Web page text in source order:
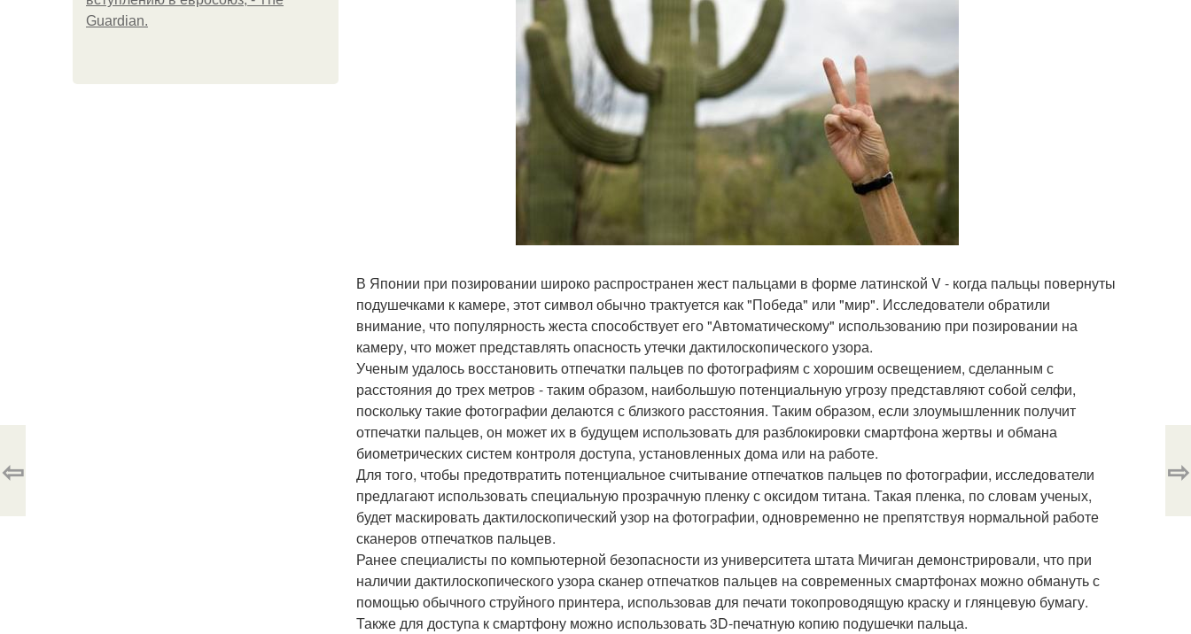
Guardian.
В Японии при позировании широко распространен жест пальцами в форме латинской V - когда пальцы повернуты
подушечками к камере, этот символ обычно трактуется как "Победа" или "мир". Исследователи обратили
внимание, что популярность жеста способствует его "Автоматическому" использованию при позировании на
камеру, что может представлять опасность утечки дактилоскопического узора.
Ученым удалось восстановить отпечатки пальцев по фотографиям с хорошим освещением, сделанным с
расстояния до трех метров - таким образом, наибольшую потенциальную угрозу представляют собой селфи,
поскольку такие фотографии делаются с близкого расстояния. Таким образом, если злоумышленник получит
отпечатки пальцев, он может их в будущем использовать для разблокировки смартфона жертвы и обмана
биометрических систем контроля доступа, установленных дома или на работе.
Для того, чтобы предотвратить потенциальное считывание отпечатков пальцев по фотографии, исследователи
предлагают использовать специальную прозрачную пленку с оксидом титана. Такая пленка, по словам ученых,
будет маскировать дактилоскопический узор на фотографии, одновременно не препятствуя нормальной работе
сканеров отпечатков пальцев.
Ранее специалисты по компьютерной безопасности из университета штата Мичиган демонстрировали, что при
наличии дактилоскопического узора сканер отпечатков пальцев на современных смартфонах можно обмануть с
помощью обычного струйного принтера, использовав для печати токопроводящую краску и глянцевую бумагу.
Также для доступа к смартфону можно использовать 3D-печатную копию подушечки пальца.
⇦ ⇨